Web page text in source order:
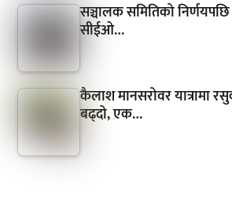
सञ्चालक समितिको
सीईओ…
कैलाश मानसरोवर यात्रामा
बढ्दो, एक…